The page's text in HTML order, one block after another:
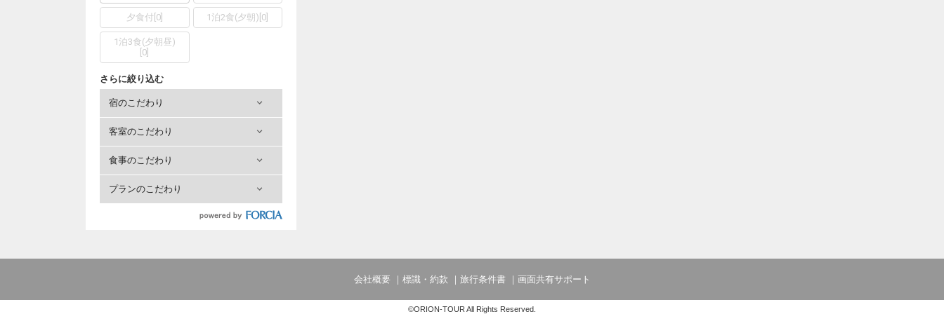
夕食付 0] 1泊2食(夕朝) 0
1泊3食(夕朝昼)
0
さらに絞り込む
宿のこだわり
客室のこだわり
食事のこだわり
プランのこだわり
会社概要 標識・約款 旅行条件書 画面共有サポート
©ORION-TOUR All Rights Reserved.